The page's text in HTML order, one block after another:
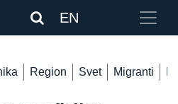
EN
Region Svet Migranti